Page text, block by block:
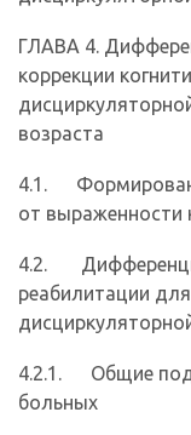
ГЛАВА 4.
коррекции
возраста
4.1.
от
4.2.
реабилитации
4.2.1. Общие
больных